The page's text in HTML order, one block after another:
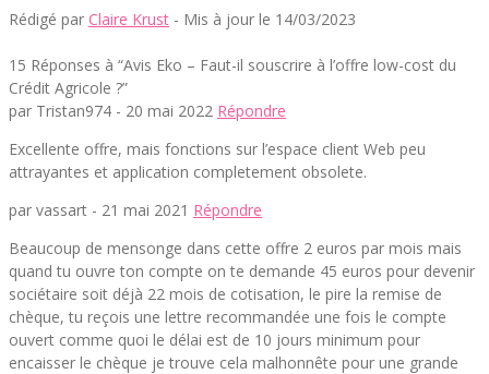
Rédigé par Claire Krust - Mis à jour le 14/03/2023
15 Réponses à “Avis Eko – Faut-il souscrire à l’offre low-cost du
Crédit Agricole ?”
par Tristan974 - 20 mai 2022 Répondre
Excellente offre, mais fonctions sur l’espace client Web peu
attrayantes et application completement obsolete.
par vassart - 21 mai 2021 Répondre
Beaucoup de mensonge dans cette offre 2 euros par mois mais
quand tu ouvre ton compte on te demande 45 euros pour devenir
sociétaire soit déjà 22 mois de cotisation, le pire la remise de
chèque, tu reçois une lettre recommandée une fois le compte
ouvert comme quoi le délai est de 10 jours minimum pour
encaisser le chèque je trouve cela malhonnête pour une grande